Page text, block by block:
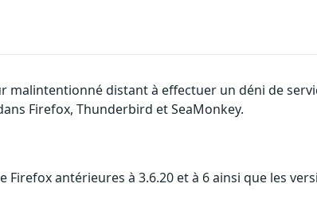
distant à effectuer un déni de
Firefox, Thunderbird et SeaMonkey.
antérieures à 3.6.20 et à 6 ainsi que les